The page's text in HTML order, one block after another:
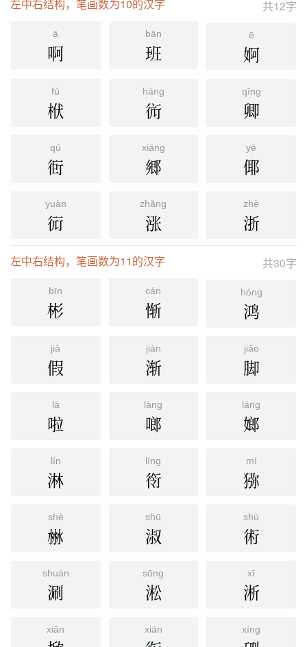
共12字
左中右结构，笔画数为10的汉字
ā
啊
bān
班
ē
婀
fú
栿
háng
䘕
qīng
卿
qú
衐
xiāng
郷
yē
倻
yuàn
衏
zhǎng
涨
zhè
浙
共30字
左中右结构，笔画数为11的汉字
bīn
彬
cán
惭
hóng
鸿
jiǎ
假
jiàn
渐
jiǎo
脚
lā
啦
lāng
啷
láng
嫏
lín
淋
líng
衑
mí
猕
shè
㴇
shū
淑
shù
術
shuàn
涮
sōng
淞
xī
淅
xiān xián xíng